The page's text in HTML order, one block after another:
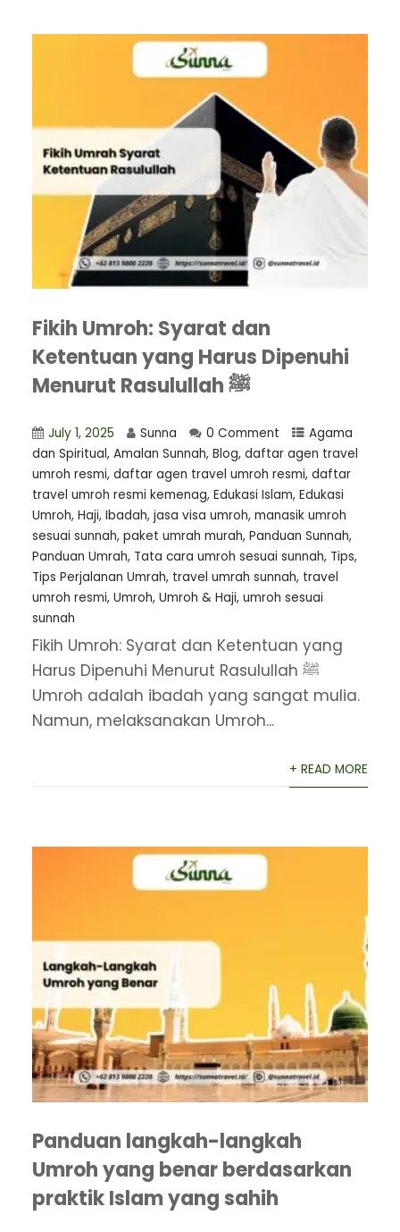
Fikih Umroh: Syarat dan
Ketentuan yang Harus Dipenuhi
Menurut Rasulullah ﷺ
July 1, 2025 Sunna 0 Comment
Agama
dan Spiritual, Amalan Sunnah, Blog, ⁠daftar agen travel
umroh resmi, daftar agen travel umroh resmi, daftar
travel umroh resmi kemenag, Edukasi Islam, Edukasi
Umroh, Haji, Ibadah, jasa visa umroh, manasik umroh
sesuai sunnah, paket umrah murah, Panduan Sunnah,
Panduan Umrah, Tata cara umroh sesuai sunnah, Tips,
Tips Perjalanan Umrah, travel umrah sunnah, travel
umroh resmi, Umroh, Umroh & Haji, umroh sesuai
sunnah
Fikih Umroh: Syarat dan Ketentuan yang
Harus Dipenuhi Menurut Rasulullah ﷺ
Umroh adalah ibadah yang sangat mulia.
Namun, melaksanakan Umroh...
+ READ MORE
Panduan langkah-langkah
Umroh yang benar berdasarkan
praktik Islam yang sahih